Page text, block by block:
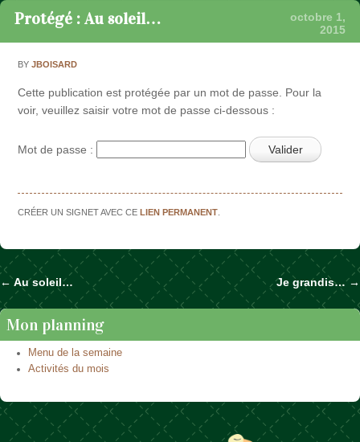
Passer au contenu
Protégé : Au soleil…
octobre 1,
2015
BYJBOISARD
Cette publication est protégée par un mot de passe. Pour la
voir, veuillez saisir votre mot de passe ci-dessous :
Mot de passe :
CRÉER UN SIGNET AVEC CELIEN PERMANENT
Naviguer dans les articles
←Au soleil… Je grandis…→
Mon planning
Menu de la semaine
Activités du mois